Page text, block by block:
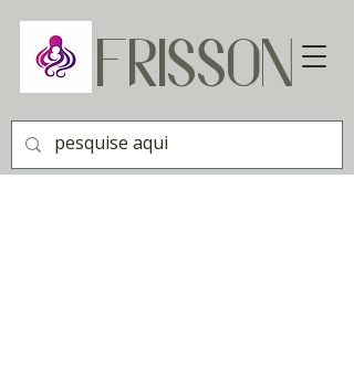
FRISSON